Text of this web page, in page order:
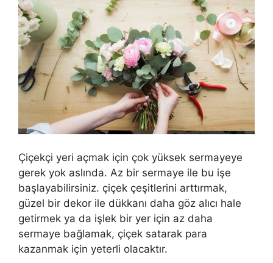
Çiçekçi yeri açmak için çok yüksek sermayeye
gerek yok aslında. Az bir sermaye ile bu işe
başlayabilirsiniz. çiçek çeşitlerini arttırmak,
güzel bir dekor ile dükkanı daha göz alıcı hale
getirmek ya da işlek bir yer için az daha
sermaye bağlamak, çiçek satarak para
kazanmak için yeterli olacaktır.